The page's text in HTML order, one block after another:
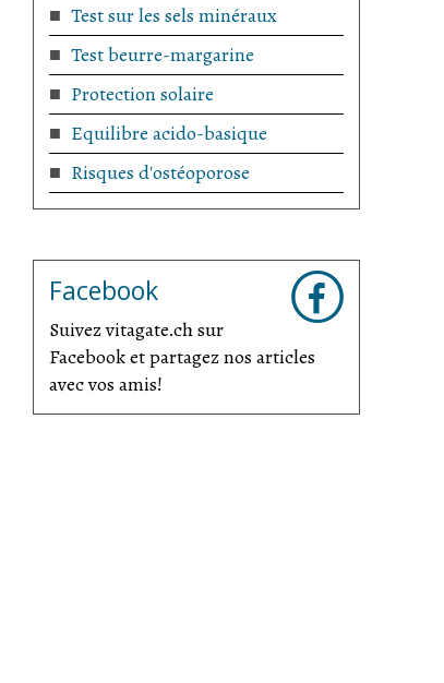
Test sur les sels minéraux
Test beurre-margarine
Protection solaire
Equilibre acido-basique
Risques d'ostéoporose
Facebook
Suivez vitagate.ch sur
Facebook et partagez nos articles
avec vos amis!